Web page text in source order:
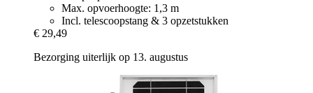
Max. opvoerhoogte: 1,3 m
Incl. telescoopstang & 3 opzetstukken
€ 29,49
Bezorging uiterlijk op 13. augustus